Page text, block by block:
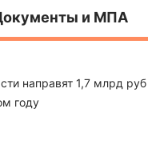
и МПА
направят 1,7 млрд руб
году